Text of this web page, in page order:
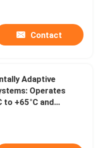
Contact
Adaptive
Operates
to +65°C and
to 85%